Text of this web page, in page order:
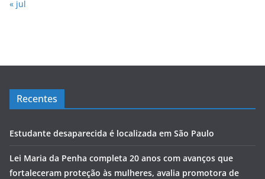
« jul
Recentes
Estudante desaparecida é localizada em São Paulo
Lei Maria da Penha completa 20 anos com avanços que
fortaleceram proteção às mulheres, avalia promotora de